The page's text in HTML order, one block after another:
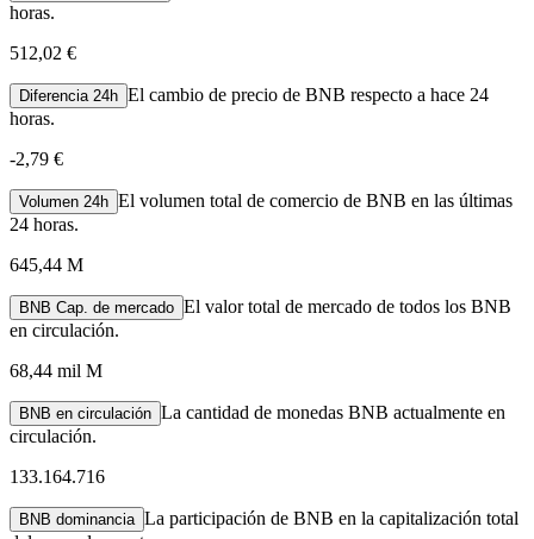
horas.
512,02 €
Diferencia 24h El cambio de precio de BNB respecto a hace 24
horas.
-2,79 €
Volumen 24h El volumen total de comercio de BNB en las últimas
24 horas.
645,44 M
BNB Cap. de mercado El valor total de mercado de todos los BNB
en circulación.
68,44 mil M
BNB en circulación La cantidad de monedas BNB actualmente en
circulación.
133.164.716
BNB dominancia La participación de BNB en la capitalización total